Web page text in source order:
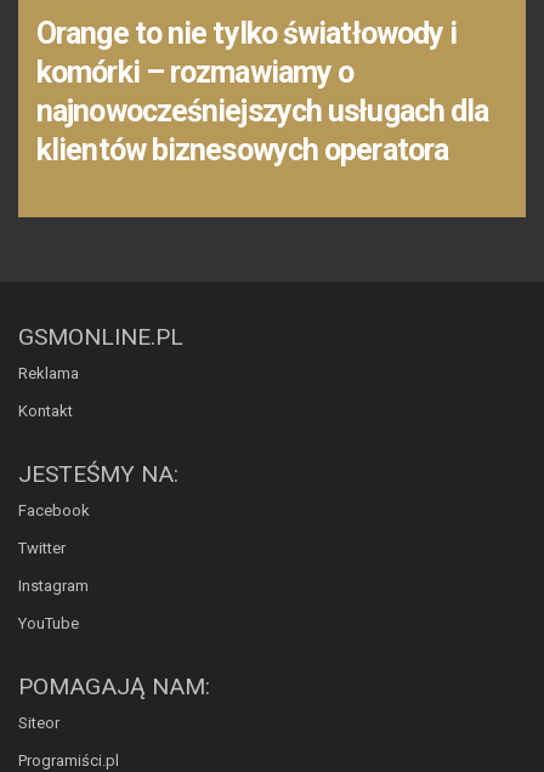
Orange to nie tylko światłowody i
komórki – rozmawiamy o
najnowocześniejszych usługach dla
klientów biznesowych operatora
GSMONLINE.PL
Reklama
Kontakt
JESTEŚMY NA:
Facebook
Twitter
Instagram
YouTube
POMAGAJĄ NAM:
Siteor
Programiści.pl